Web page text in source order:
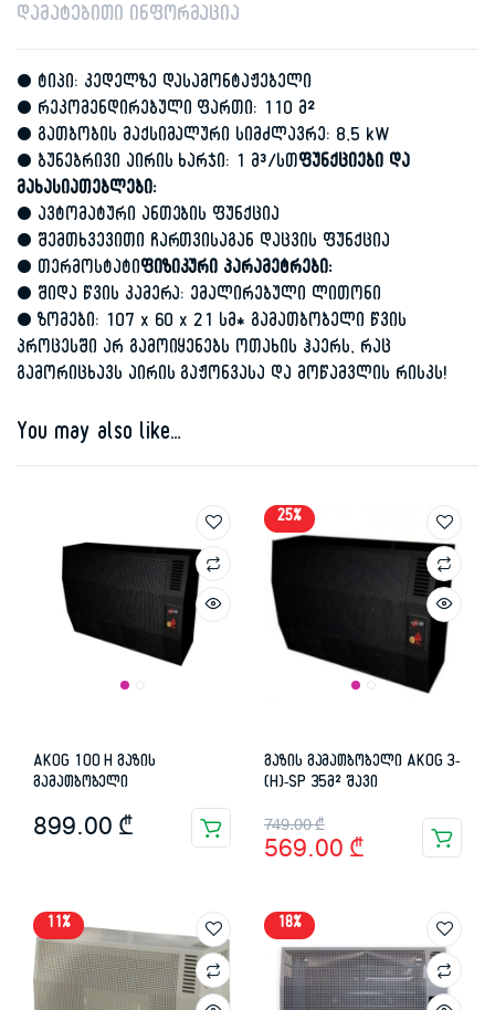
დამატებითი ინფორმაცია
• ტიპი: კედელზე დასამონტაჟებელი
• რეკომენდირებული ფართი: 110 მ²
• გათბობის მაქსიმალური სიმძლავრე: 8,5 kW
• ბუნებრივი აირის ხარჯი: 1 მ³/სთფუნქციები და
მახასიათებლები:
• ავტომატური ანთების ფუნქცია
• შემთხვევითი ჩართვისაგან დაცვის ფუნქცია
• თერმოსტატიფიზიკური პარამეტრები:
• შიდა წვის კამერა: ემალირებული ლითონი
• ზომები: 107 x 60 x 21 სმ* გამათბობელი წვის
პროცესში არ გამოიყენებს ოთახის ჰაერს, რაც
გამორიცხავს აირის გაჟონვასა და მოწამვლის რისკს!
You may also like…
AKOG 100 H გაზის
გამათბობელი
899.00 ₾
25%
გაზის გამათბობელი AKOG 3-
(H)-SP 35მ² შავი
749.00₾
Original
price
749.00 ₾.
569.00 ₾
Current
price
569.00 ₾.
11% 18%